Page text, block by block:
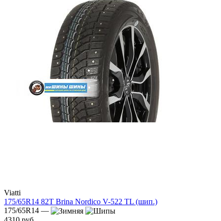
Viatti
175/65R14 82T Brina Nordico V-522 TL (шип.)
175/65R14 —